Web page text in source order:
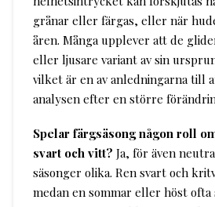
grånar eller färgas, eller när
åren. Många upplever att de
eller ljusare variant av sin
vilket är en av anledningarna till
analysen efter en större
Spelar färgsäsong någon roll
svart och vitt? Ja, för även
säsonger olika. Ren svart och
medan en sommar eller höst